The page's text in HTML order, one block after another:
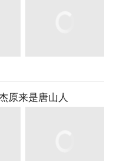
原来是唐山人